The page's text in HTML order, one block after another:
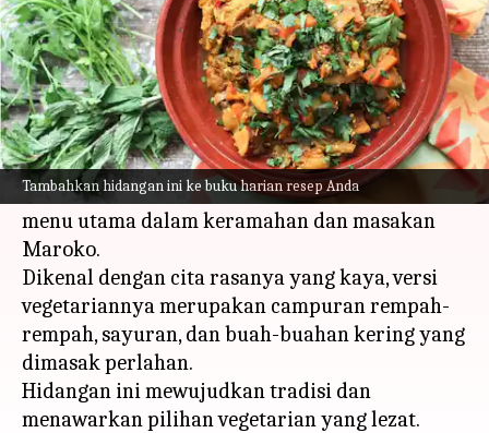
Tambahkan hidangan ini ke buku harian resep Anda
menulis Taufiq Al Jufri Apr 22, 2024 12:50 pm
Apa ceritanya
Tagine Maroko, yang dinamai sesuai dengan
panci yang digunakan untuk memasaknya,
adalah rebusan khas Afrika Utara yang menjadi
menu utama dalam keramahan dan masakan
Maroko.
Dikenal dengan cita rasanya yang kaya, versi
vegetariannya merupakan campuran rempah-
rempah, sayuran, dan buah-buahan kering yang
dimasak perlahan.
Hidangan ini mewujudkan tradisi dan
menawarkan pilihan vegetarian yang lezat.